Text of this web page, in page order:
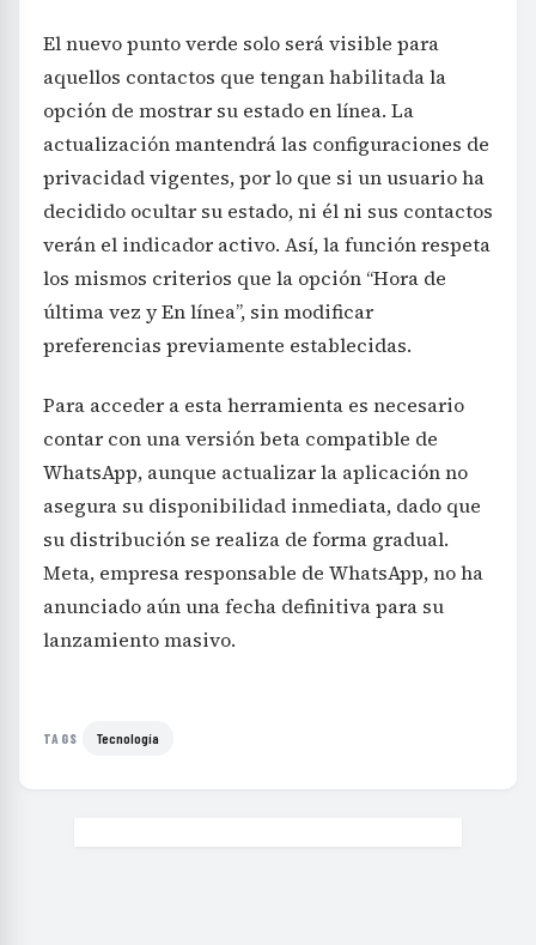
El nuevo punto verde solo será visible para
aquellos contactos que tengan habilitada la
opción de mostrar su estado en línea. La
actualización mantendrá las configuraciones de
privacidad vigentes, por lo que si un usuario ha
decidido ocultar su estado, ni él ni sus contactos
verán el indicador activo. Así, la función respeta
los mismos criterios que la opción “Hora de
última vez y En línea”, sin modificar
preferencias previamente establecidas.
Para acceder a esta herramienta es necesario
contar con una versión beta compatible de
WhatsApp, aunque actualizar la aplicación no
asegura su disponibilidad inmediata, dado que
su distribución se realiza de forma gradual.
Meta, empresa responsable de WhatsApp, no ha
anunciado aún una fecha definitiva para su
lanzamiento masivo.
TAGS Tecnología